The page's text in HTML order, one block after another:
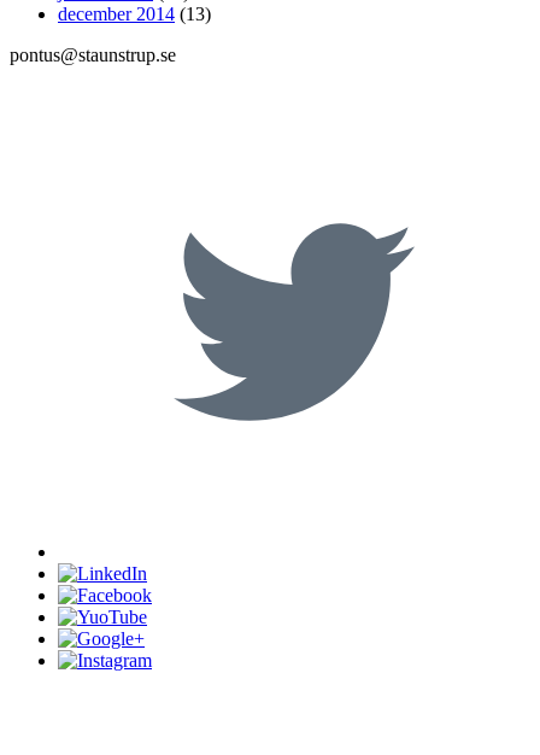
december 2014 (13)
pontus@staunstrup.se